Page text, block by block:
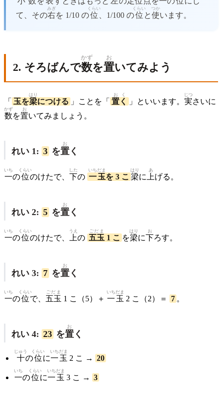
て、その右
みぎ
を 1/10 の位
くらい
、1/100 の位
くらい
と使
つか
います。
2. そろばんで数
かず
を置
お
いてみよう
「 玉を梁
はり
につける 」ことを「 置く
おく
」といいます。 実
じつ
さいに
数
かず
を置
お
いてみましょう。
れい 1: 3 を置
お
く
一
いち
の位
くらい
のけたで、 下
した
の 一玉
いちだま
を 3 こ 梁
はり
に 上
あ
げる。
れい 2: 5 を置
お
く
一
いち
の位
くらい
のけたで、 上
うえ
の 五玉
ごだま
1 こ を梁
はり
に下
お
ろす。
れい 3: 7 を置
お
く
一
いち
の位
くらい
で、 五玉
ごだま
1 こ（5）＋ 一玉
いちだま
2 こ（2）＝ 7 。
れい 4: 23 を置
お
く
十
じゅう
の位
くらい
に一玉
いちだま
2 こ → 20
一
いち
の位
くらい
に一玉
いちだま
3 こ → 3